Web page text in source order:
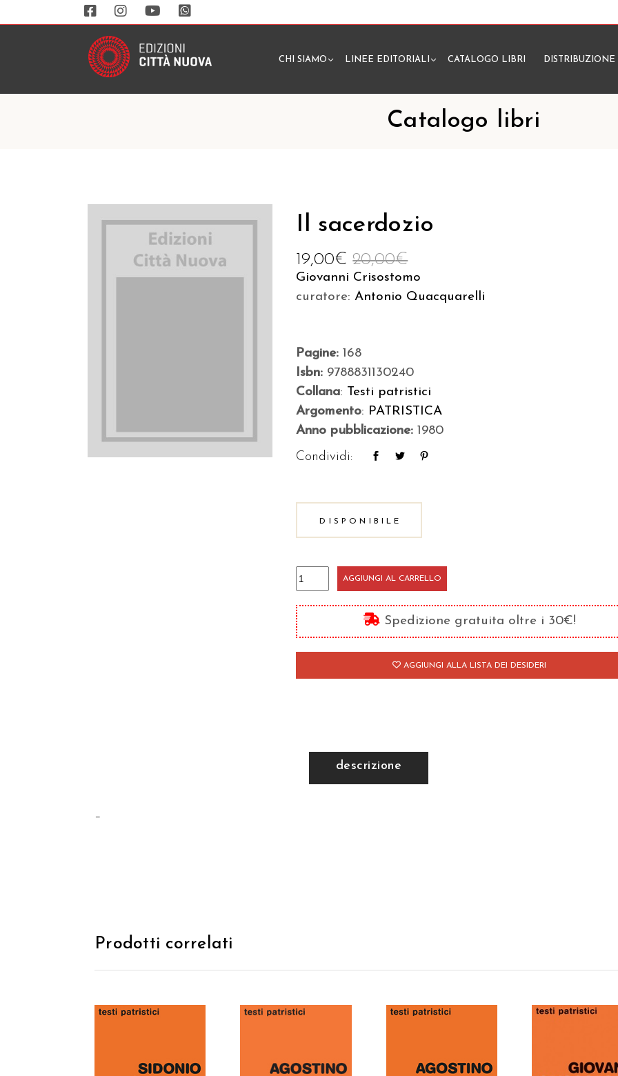
CHI SIAMO LINEE EDITORIALI CATALOGO LIBRI DISTRIBUZIONE
Catalogo libri
Il sacerdozio
20,00€
19,00€
Giovanni Crisostomo
curatore:Antonio Quacquarelli
Pagine:168
Isbn: 9788831130240
Collana: Testi patristici
Argomento: PATRISTICA
Anno pubblicazione:1980
Condividi:
DISPONIBILE
Il
sacerdozio
quantità
AGGIUNGI AL CARRELLO
Spedizione gratuita oltre i 30€!
AGGIUNGI ALLA LISTA DEI DESIDERI
descrizione
–
Prodotti correlati